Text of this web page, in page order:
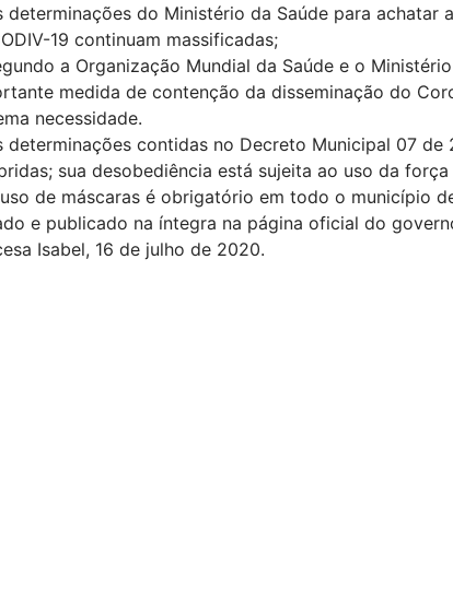
determinações do Ministério da Saúde para achatar
19 continuam massificadas;
a Organização Mundial da Saúde e o
medida de contenção da disseminação do
necessidade.
determinações contidas no Decreto Municipal 07 de
sua desobediência está sujeita ao uso da
de máscaras é obrigatório em todo o município
e publicado na íntegra na página oficial do
Isabel, 16 de julho de 2020.